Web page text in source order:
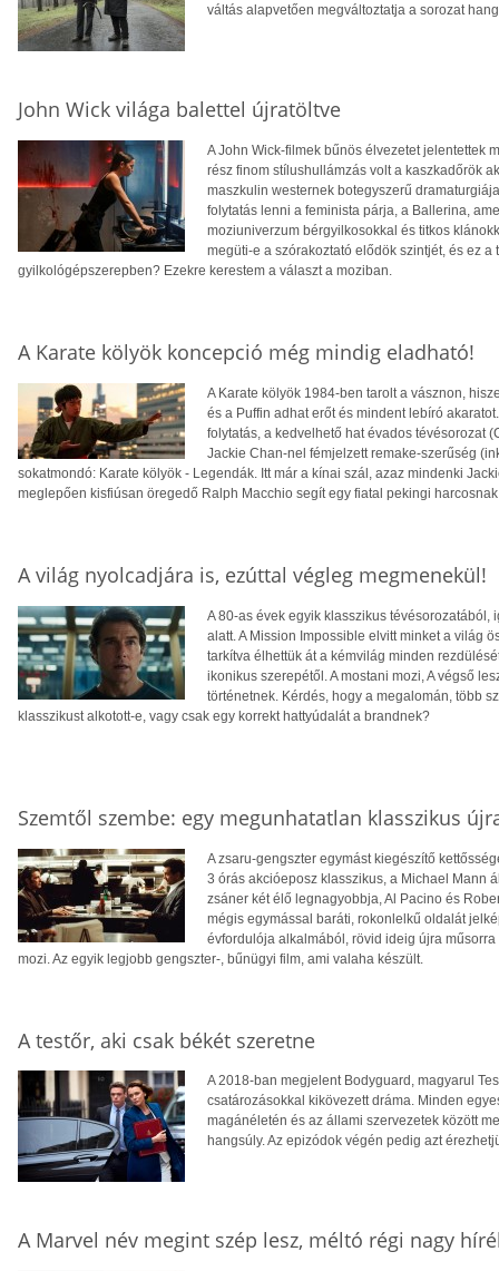
váltás alapvetően megváltoztatja a sorozat
John Wick világa balettel újratöltve
A John Wick-filmek bűnös élvezetet jelentettek
rész finom stílushullámzás volt a kaszkadőrök
maszkulin westernek botegyszerű
folytatás lenni a feminista párja, a Ballerina,
moziuniverzum bérgyilkosokkal és titkos
megüti-e a szórakoztató elődök szintjét, és ez
gyilkológépszerepben? Ezekre kerestem a választ a moziban.
A Karate kölyök koncepció még mindig eladható!
A Karate kölyök 1984-ben tarolt a vásznon,
és a Puffin adhat erőt és mindent lebíró
folytatás, a kedvelhető hat évados tévésorozat
Jackie Chan-nel fémjelzett remake-szerűség
sokatmondó: Karate kölyök - Legendák. Itt már a kínai szál, azaz mindenki
meglepően kisfiúsan öregedő Ralph Macchio segít egy fiatal pekingi
A világ nyolcadjára is, ezúttal végleg megmenekül!
A 80-as évek egyik klasszikus
alatt. A Mission Impossible elvitt minket a világ
tarkítva élhettük át a kémvilág minden
ikonikus szerepétől. A mostani mozi, A végső
történetnek. Kérdés, hogy a megalomán, több
klasszikust alkotott-e, vagy csak egy korrekt hattyúdalát a brandnek?
Szemtől szembe: egy megunhatatlan klasszikus
A zsaru-gengszter egymást kiegészítő
3 órás akcióeposz klasszikus, a Michael Mann
zsáner két élő legnagyobbja, Al Pacino és
mégis egymással baráti, rokonlelkű oldalát
évfordulója alkalmából, rövid ideig újra
mozi. Az egyik legjobb gengszter-, bűnügyi film, ami valaha készült.
A testőr, aki csak békét szeretne
A 2018-ban megjelent Bodyguard, magyarul
csatározásokkal kikövezett dráma. Minden
magánéletén és az állami szervezetek között
hangsúly. Az epizódok végén pedig azt
A Marvel név megint szép lesz, méltó régi nagy